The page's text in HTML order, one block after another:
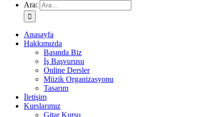
Ara:
Anasayfa
Hakkımızda
Basında Biz
İş Başvurusu
Online Dersler
Müzik Organizasyonu
Tasarım
İletişim
Kurslarımız
Gitar Kursu